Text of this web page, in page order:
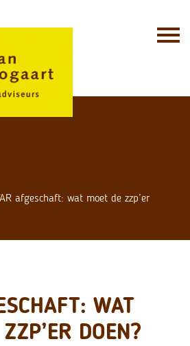
afgeschaft: wat moet de zzp’er
WAT
DOEN?